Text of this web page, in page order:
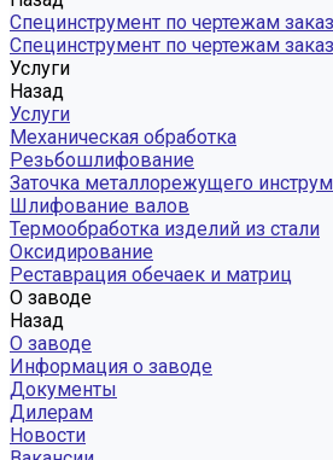
Специнструмент по чертежам
Специнструмент по чертежам
Услуги
Назад
Услуги
Механическая обработка
Резьбошлифование
Заточка металлорежущего
Шлифование валов
Термообработка изделий из стали
Оксидирование
Реставрация обечаек и матриц
О заводе
Назад
О заводе
Информация о заводе
Документы
Дилерам
Новости